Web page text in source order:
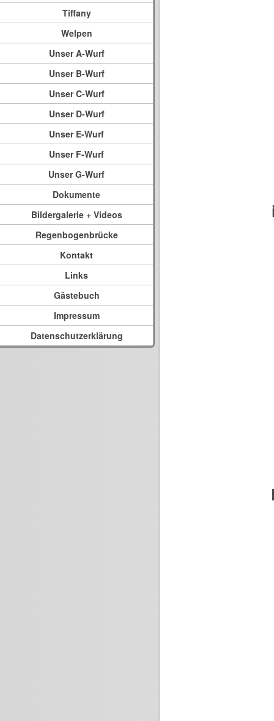
Tiffany
Welpen
Unser A-Wurf
Unser B-Wurf
Unser C-Wurf
Unser D-Wurf
Unser E-Wurf
Unser F-Wurf
Unser G-Wurf
Dokumente
Bildergalerie + Videos
Regenbogenbrücke
Kontakt
Links
Gästebuch
Impressum
Datenschutzerklärung